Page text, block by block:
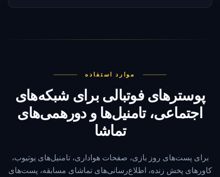
موارد استفاده
پوسترهای فوتبالی برای شبکه‌های
اجتماعی، تامنیل‌ها و دورهمی‌های
تماشا
برای پست‌های روز بازی، صفحات هواداری، تامنیل‌های یوتیوب،
کاورهای پخش زنده، اطلاع‌رسانی‌های تماشای مسابقه، پست‌های